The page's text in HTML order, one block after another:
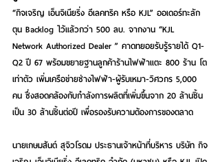
“กิจเจริญ เอ็นจิเนียริ่ง อีเลคทริค หรือ KJL” ออเดอร์ทะลัก
ตุน Backlog ไว้แล้วกว่า 500 ลบ. จากงาน “KJL
Network Authorized Dealer ” คาดทยอยรับรู้รายได้ Q1-
Q2 ปี 67 พร้อมขยายฐานลูกค้าร้านไฟฟ้าแตะ 800 ร้าน โต
เท่าตัว เพิ่มเครือข่ายช่างไฟฟ้า-ผู้รับเหมา-วิศวกร 5,000
คน ซึ่งสอดคล้องกับกำลังการผลิตที่เพิ่มขึ้นจาก 20 ล้านชิ้น
เป็น 30 ล้านชิ้นต่อปี เพื่อรองรับความต้องการของตลาด
นายเกษมสันต์ สุจิวโรดม ประธานเจ้าหน้าที่บริหาร บริษัท กิจ